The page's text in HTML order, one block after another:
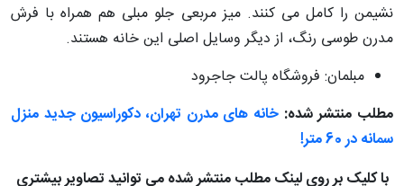
نشیمن را کامل می کنند. میز مربعی جلو مبلی هم همراه با فرش
مدرن طوسی رنگ، از دیگر وسایل اصلی این خانه هستند.
مبلمان: فروشگاه پالت جاجرود
مطلب منتشر شده: خانه های مدرن تهران، دکوراسیون جدید منزل
سمانه در 60 متر!
با کلیک بر روی لینک مطلب منتشر شده می توانید تصاویر بیشتری